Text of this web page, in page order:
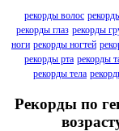
рекорды волос
рекорды глаз рекорды
ноги рекорды ногтей
рекорды рта рекорды
рекорды тела
Рекорды по